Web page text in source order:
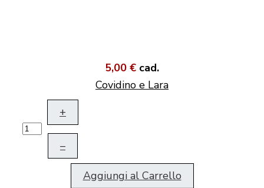
5,00 € cad.
Covidino e Lara
+
–
Aggiungi al Carrello